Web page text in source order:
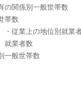
の関係別一般世帯数
帯数
・従業上の地位別就業
就業者数
一般世帯数